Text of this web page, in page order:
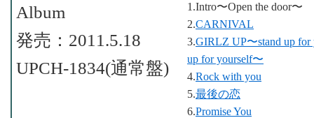
1.Intro〜Open the door〜
2.CARNIVAL
3.GIRLZ UP〜stand up
up for yourself〜
4.Rock with you
5.最後の恋
6.Promise You
Album
発売：2011.5.18
UPCH-1834(通常盤)